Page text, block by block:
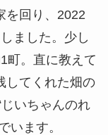
を回り、2022
ました。少し
町。直に教えて
してくれた畑の
いちゃんのれ
います。